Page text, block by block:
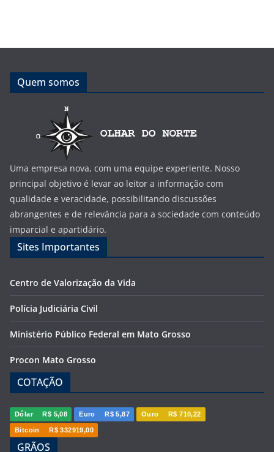
Quem somos
Uma empresa nova, com uma equipe experiente. Nosso
principal objetivo é levar ao leitor a informação com
qualidade e veracidade, possibilitando discussões
abrangentes e de relevância para a sociedade com conteúdo
imparcial e apartidário.
Sites Importantes
Centro de Valorização da Vida
Polícia Judiciária Civil
Ministério Público Federal em Mato Grosso
Procon Mato Grosso
COTAÇÃO
Dólar R$ 5,08 Euro R$ 5,87 Ouro R$ 710,22
Bitcoin R$ 332919,00
GRÃOS